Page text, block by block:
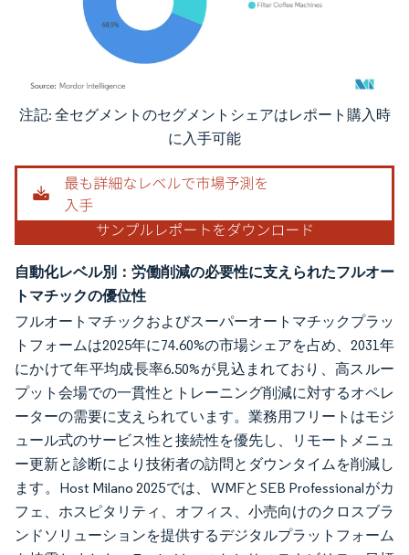
画像 © Mordor Intelligence。再利用にはCC BY 4.0の表示が必要です。
注記: 全セグメントのセグメントシェアはレポート購入時
に入手可能
自動化レベル別：労働削減の必要性に支えられたフルオー
トマチックの優位性
フルオートマチックおよびスーパーオートマチックプラッ
トフォームは2025年に74.60%の市場シェアを占め、2031年
にかけて年平均成長率6.50%が見込まれており、高スルー
プット会場での一貫性とトレーニング削減に対するオペレ
ーターの需要に支えられています。業務用フリートはモジ
ュール式のサービス性と接続性を優先し、リモートメニュ
ー更新と診断により技術者の訪問とダウンタイムを削減し
ます。Host Milano 2025では、WMFとSEB Professionalがカ
フェ、ホスピタリティ、オフィス、小売向けのクロスブラ
ンドソリューションを提供するデジタルプラットフォーム